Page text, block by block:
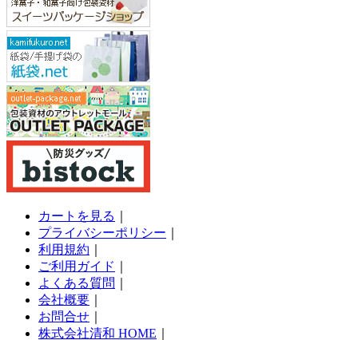
カートを見る
プライバシーポリシー
利用規約
ご利用ガイド
よくある質問
会社概要
お問合せ
株式会社清和 HOME